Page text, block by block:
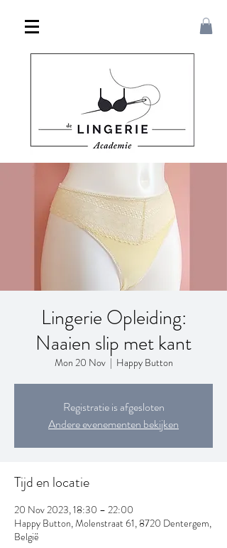
Lingerie Opleiding:
Naaien slip met kant
Mon 20 Nov
  |
Happy Button
Registratie is afgesloten
Andere evenementen bekijken
Tijd en locatie
20 Nov 2023, 18:30 – 22:00
Happy Button, Molenstraat 61, 8720 Dentergem,
België